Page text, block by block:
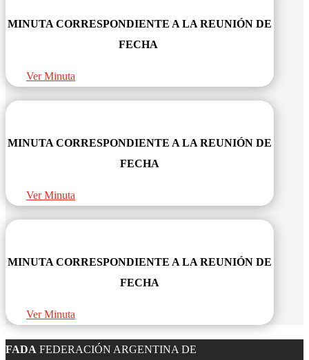
MINUTA CORRESPONDIENTE A LA REUNIÓN DE
FECHA
Ver Minuta
MINUTA CORRESPONDIENTE A LA REUNIÓN DE
FECHA
Ver Minuta
MINUTA CORRESPONDIENTE A LA REUNIÓN DE
FECHA
Ver Minuta
FADA FEDERACIÓN ARGENTINA DE